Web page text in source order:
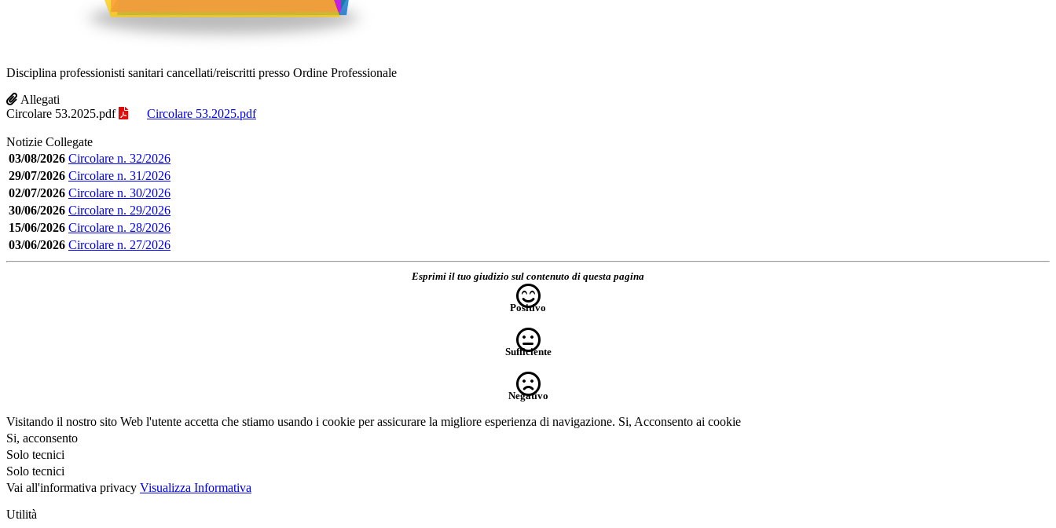
Disciplina professionisti sanitari cancellati/reiscritti presso Ordine Professionale
Allegati
Circolare 53.2025.pdf
Circolare 53.2025.pdf
Notizie Collegate
03/08/2026 Circolare n. 32/2026
29/07/2026 Circolare n. 31/2026
02/07/2026 Circolare n. 30/2026
30/06/2026 Circolare n. 29/2026
15/06/2026 Circolare n. 28/2026
03/06/2026 Circolare n. 27/2026
Esprimi il tuo giudizio sul contenuto di questa pagina
Positivo
Sufficiente
Negativo
Visitando il nostro sito Web l'utente accetta che stiamo usando i cookie per assicurare la migliore esperienza di navigazione. Si, Acconsento ai cookie
Si, acconsento
Solo tecnici
Solo tecnici
Vai all'informativa privacy Visualizza Informativa
Utilità